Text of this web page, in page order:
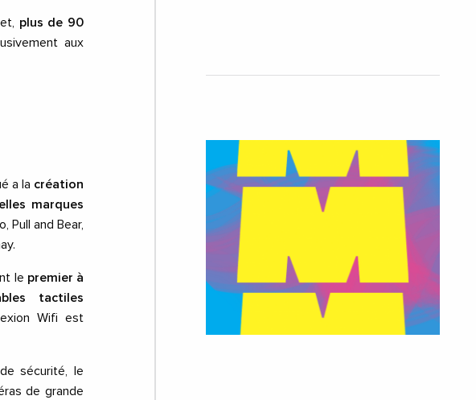
plus de 90
aux
a la création
marques
Pull and Bear,
le premier à
tactiles
Wifi est
sécurité, le
de grande